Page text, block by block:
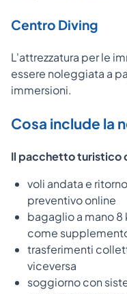
Centro Diving
L'attrezzatura per le
essere noleggiata a
immersioni.
Cosa include la
Il pacchetto turistico
voli andata e
preventivo online
bagaglio a mano
come
trasferimenti
viceversa
soggiorno con